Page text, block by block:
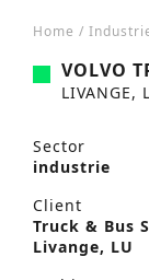
Home /
VOLVO
LIVANGE,
Sector
industrie
Client
Truck & Bus
Livange, LU